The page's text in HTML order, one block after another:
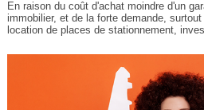
En raison du coût d'achat moindre d'un
immobilier, et de la forte demande,
location de places de stationnement,